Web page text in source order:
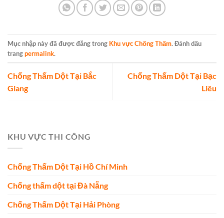
Mục nhập này đã được đăng trong Khu vực Chống Thấm. Đánh dấu
trangpermalink.
Chống Thấm Dột Tại Bắc
Giang
Chống Thấm Dột Tại Bạc
Liêu
KHU VỰC THI CÔNG
Chống Thấm Dột Tại Hồ Chí Minh
Chống thấm dột tại Đà Nẵng
Chống Thấm Dột Tại Hải Phòng